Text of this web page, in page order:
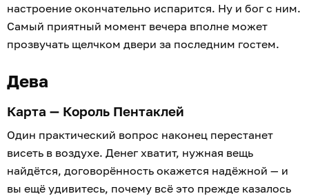
настроение окончательно испарится. Ну и бог с ним.
Самый приятный момент вечера вполне может
прозвучать щелчком двери за последним гостем.
Дева
Карта — Король Пентаклей
Один практический вопрос наконец перестанет
висеть в воздухе. Денег хватит, нужная вещь
найдётся, договорённость окажется надёжной — и
вы ещё удивитесь, почему всё это прежде казалось